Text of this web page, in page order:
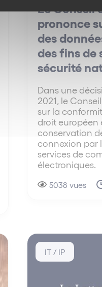
Le Conseil
prononce
des
des fins de
sécurité
Dans une
2021, le
sur la
droit européen
conservation
connexion par
services de
électroniques.
5038 vues
IT / IP